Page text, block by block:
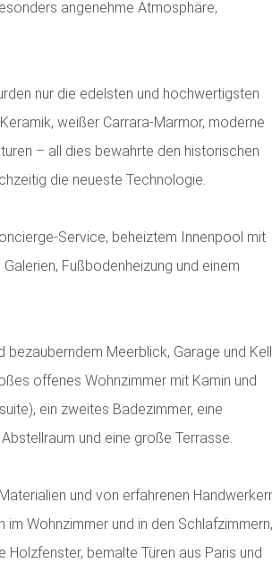
angenehme Atmosphäre,
nur die edelsten und hochwertigsten
weißer Carrara-Marmor, moderne
– all dies bewahrte den historischen
die neueste Technologie.
Service, beheiztem Innenpool mit
Fußbodenheizung und einem
Meerblick, Garage und
offenes Wohnzimmer mit Kamin und
ein zweites Badezimmer, eine
und eine große Terrasse.
und von erfahrenen
Wohnzimmer und in den Schlafzimmern,
bemalte Türen aus Paris und